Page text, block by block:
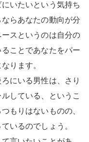
いたいという気持ち
らあなたの動向が分
スというのは自分の
ことであなたをパー
ります。
にいる男性は、さり
している、というこ
もりはないものの、
いるのでしょう。